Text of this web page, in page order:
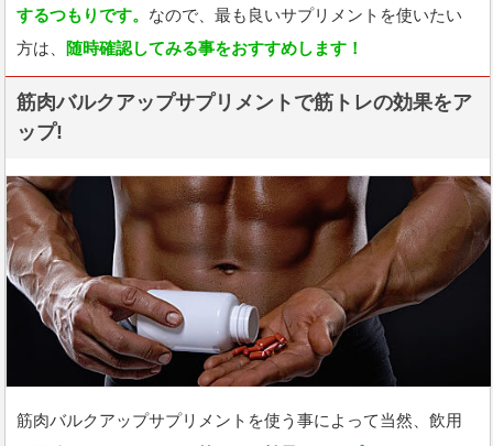
するつもりです。 なので、最も良いサプリメントを使いたい
方は、 随時確認してみる事をおすすめします！
筋肉バルクアップサプリメントで筋トレの効果をア
ップ!
筋肉バルクアップサプリメントを使う事によって当然、飲用